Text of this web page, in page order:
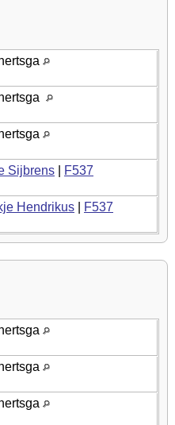
Sijbrens
F537
Hendrikus
F537